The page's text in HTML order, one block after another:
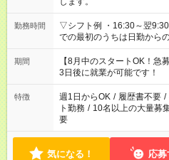
勤務時間
▽シフト例 ・16:30～翌
での最初のうちは日勤からのスタート！
今ご覧のお仕事で希望する
時間。 合計で週40時間を
期間
【8月中のスタートOK！
3日後に就業が可能です！
特徴 週1日からOK / 履歴書不要 /
ト勤務 / 10名以上の大量募
要
気になる！ 応募